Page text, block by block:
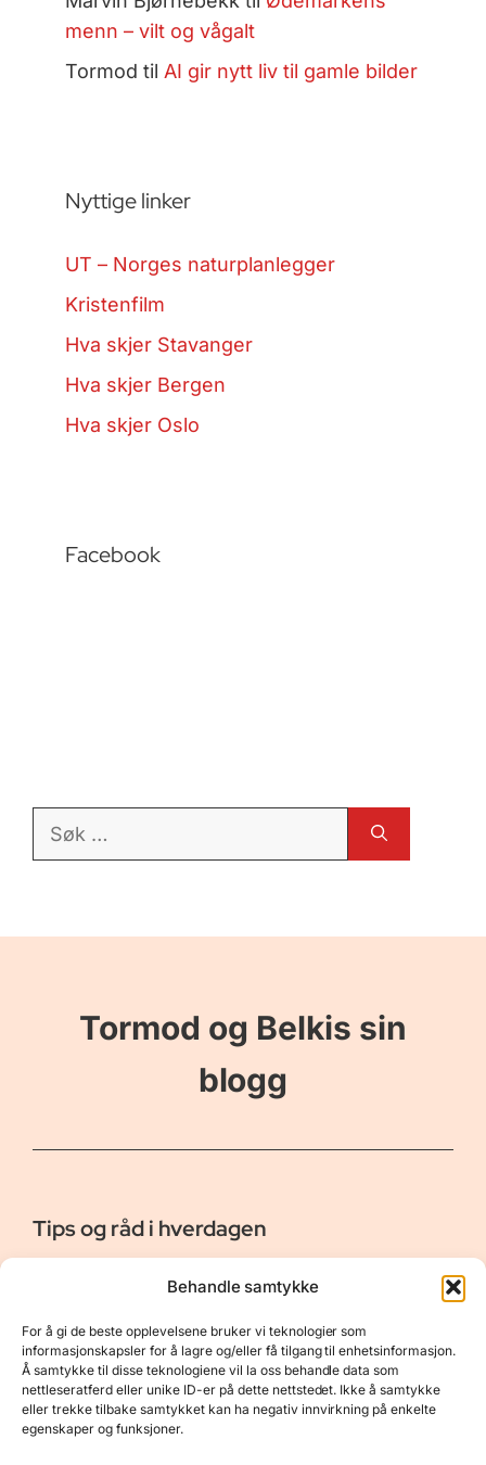
Behandle samtykke
For å gi de beste opplevelsene bruker vi teknologier som
informasjonskapsler for å lagre og/eller få tilgang til enhetsinformasjon.
Å samtykke til disse teknologiene vil la oss behandle data som
nettleseratferd eller unike ID-er på dette nettstedet. Ikke å samtykke
eller trekke tilbake samtykket kan ha negativ innvirkning på enkelte
egenskaper og funksjoner.
menn – vilt og vågalt
Tormod til AI gir nytt liv til gamle bilder
Nyttige linker
UT – Norges naturplanlegger
Kristenfilm
Hva skjer Stavanger
Hva skjer Bergen
Hva skjer Oslo
Facebook
Søk
Tormod og Belkis sin
blogg
Tips og råd i hverdagen
Er vår bloggside hvor vi ønsker å dele våre opplevelser og
gi deg råd og tips innen reiser, hotell - og restauranter,
naturopplevelser, personlig pleie, data, film og bøker m.m.
Nyttige Linker
Om oss
Kontakt
Resurser
Personvernerklæring
Opphavsrett